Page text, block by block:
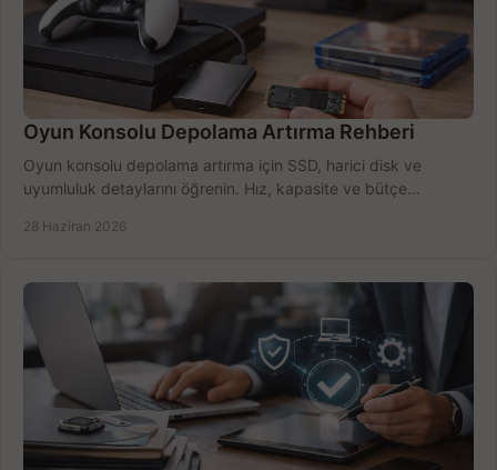
Oyun Konsolu Depolama Artırma Rehberi
Oyun konsolu depolama artırma için SSD, harici disk ve
uyumluluk detaylarını öğrenin. Hız, kapasite ve bütçe
28 Haziran 2026